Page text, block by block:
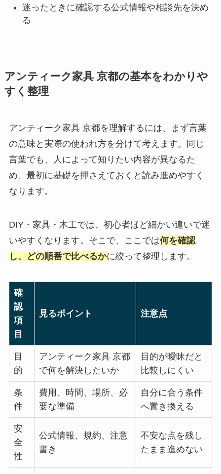
迷ったときに確認する公式情報や相談先を決め
る
アンティーク家具 京都の基本をわかりや
すく整理
アンティーク家具 京都を理解するには、まず言葉
の意味と実際の使われ方を分けて考えます。同じ
言葉でも、人によって知りたい内容が異なるた
め、最初に基礎を押さえておくと読み進めやすく
なります。
DIY・家具・木工では、初心者ほど細かい違いで迷
いやすくなります。そこで、ここでは何を確認
し、どの順番で比べるかに絞って整理します。
確
認
項
目
見るポイント 注意点
目
的
アンティーク家具 京都
で何を解決したいか
目的が曖昧だと
比較しにくい
条
件
費用、時間、場所、必
要な準備
自分に合う条件
へ置き換える
安
全
性
公式情報、規約、注意
書き
不安な点を残し
たまま進めない